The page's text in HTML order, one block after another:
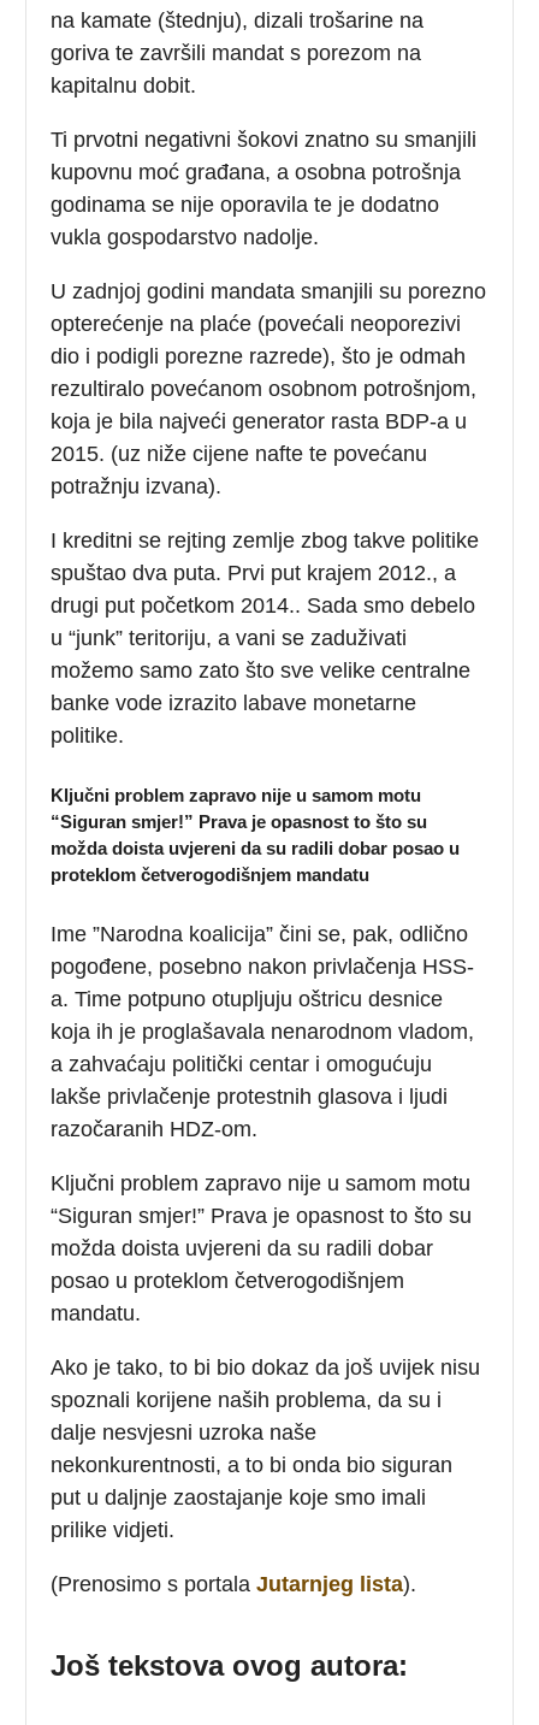
na kamate (štednju), dizali trošarine na
goriva te završili mandat s porezom na
kapitalnu dobit.
Ti prvotni negativni šokovi znatno su smanjili
kupovnu moć građana, a osobna potrošnja
godinama se nije oporavila te je dodatno
vukla gospodarstvo nadolje.
U zadnjoj godini mandata smanjili su porezno
opterećenje na plaće (povećali neoporezivi
dio i podigli porezne razrede), što je odmah
rezultiralo povećanom osobnom potrošnjom,
koja je bila najveći generator rasta BDP-a u
2015. (uz niže cijene nafte te povećanu
potražnju izvana).
I kreditni se rejting zemlje zbog takve politike
spuštao dva puta. Prvi put krajem 2012., a
drugi put početkom 2014.. Sada smo debelo
u “junk” teritoriju, a vani se zaduživati
možemo samo zato što sve velike centralne
banke vode izrazito labave monetarne
politike.
Ključni problem zapravo nije u samom motu
“Siguran smjer!” Prava je opasnost to što su
možda doista uvjereni da su radili dobar posao u
proteklom četverogodišnjem mandatu
Ime ”Narodna koalicija” čini se, pak, odlično
pogođene, posebno nakon privlačenja HSS-
a. Time potpuno otupljuju oštricu desnice
koja ih je proglašavala nenarodnom vladom,
a zahvaćaju politički centar i omogućuju
lakše privlačenje protestnih glasova i ljudi
razočaranih HDZ-om.
Ključni problem zapravo nije u samom motu
“Siguran smjer!” Prava je opasnost to što su
možda doista uvjereni da su radili dobar
posao u proteklom četverogodišnjem
mandatu.
Ako je tako, to bi bio dokaz da još uvijek nisu
spoznali korijene naših problema, da su i
dalje nesvjesni uzroka naše
nekonkurentnosti, a to bi onda bio siguran
put u daljnje zaostajanje koje smo imali
prilike vidjeti.
(Prenosimo s portalaJutarnjeg lista).
Još tekstova ovog autora: